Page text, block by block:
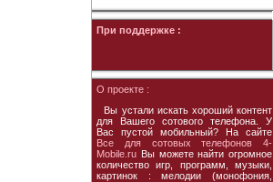
При поддержке :
О проекте :
Вы устали искать хороший контент
для Вашего сотового телефона. У
Вас пустой мобильный? На сайте
Все для сотовых телефонов 4-
Mobile.ru Вы можете найти огромное
количество игр, программ, музыки,
картинок : мелодии (монофония,